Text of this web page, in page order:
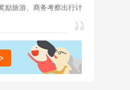
励旅游、商务考察出行计